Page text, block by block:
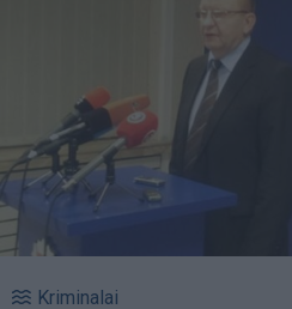
Kriminalai